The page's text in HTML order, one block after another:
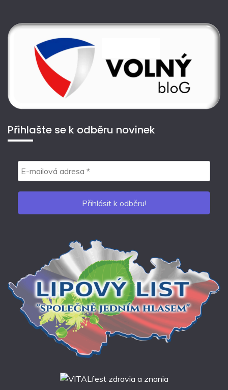
Přihlašte se k odběru novinek